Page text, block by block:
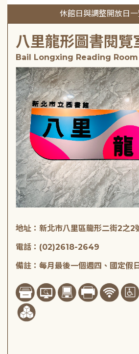
休館日與調整開放日
八里龍形圖書閱覽
Bail Longxing Reading Room
地址：新北市八里區龍形二街2之2
電話：(02)2618-2649
備註：每月最後一個週四、國定假日